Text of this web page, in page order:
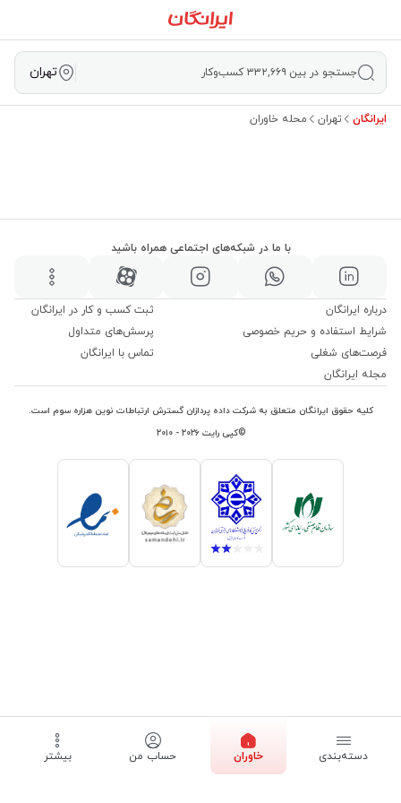
جستجو در بین ۳۳۲,۶۶۹ کسب‌وکار تهران
ایرانگان تهران محله خاوران
با ما در شبکه‌های اجتماعی همراه باشید
درباره ایرانگان
شرایط استفاده و حریم خصوصی
فرصت‌های شغلی
مجله ایرانگان
ثبت کسب و کار در ایرانگان
پرسش‌های متداول
تماس با ایرانگان
کلیه حقوق ایرانگان متعلق به شرکت داده پردازان گسترش ارتباطات نوین هزاره سوم است.
©کپی رایت ۲۰۲۶ - ۲۰۱۰
دسته‌بندی خاوران حساب من بیشتر